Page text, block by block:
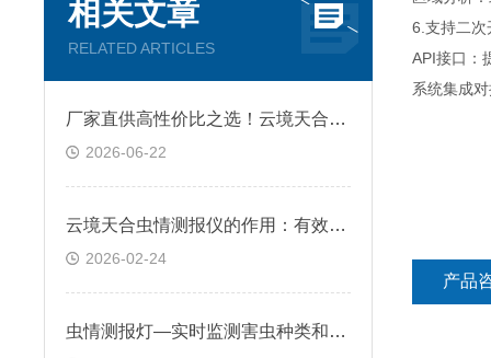
相关文章
RELATED ARTICLES
厂家直供高性价比之选！云境天合虫情测报仪用科技重构农田病虫害防控体系
2026-06-22
云境天合虫情测报仪的作用：有效减少农药使用，助力绿色农业发展
2026-02-24
虫情测报灯—实时监测害虫种类和密度变化，为病虫害预警提供数据支持
6.支持二次
API接口：
系统集成
产品